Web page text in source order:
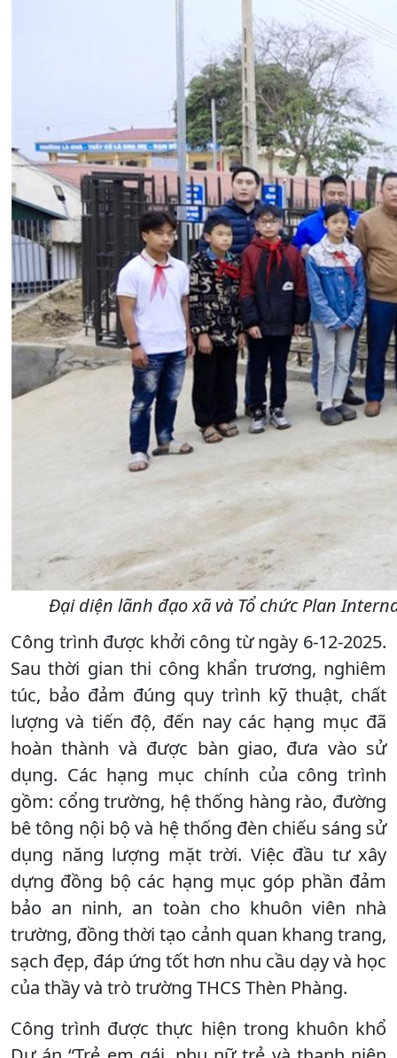
Đại diện lãnh đạo xã và Tổ chức Plan
Công trình được khởi công từ ngày 6-12-2025.
Sau thời gian thi công khẩn trương, nghiêm
túc, bảo đảm đúng quy trình kỹ thuật, chất
lượng và tiến độ, đến nay các hạng mục đã
hoàn thành và được bàn giao, đưa vào sử
dụng. Các hạng mục chính của công trình
gồm: cổng trường, hệ thống hàng rào, đường
bê tông nội bộ và hệ thống đèn chiếu sáng sử
dụng năng lượng mặt trời. Việc đầu tư xây
dựng đồng bộ các hạng mục góp phần đảm
bảo an ninh, an toàn cho khuôn viên nhà
trường, đồng thời tạo cảnh quan khang trang,
sạch đẹp, đáp ứng tốt hơn nhu cầu dạy và học
của thầy và trò trường THCS Thèn Phàng.
Công trình được thực hiện trong khuôn khổ